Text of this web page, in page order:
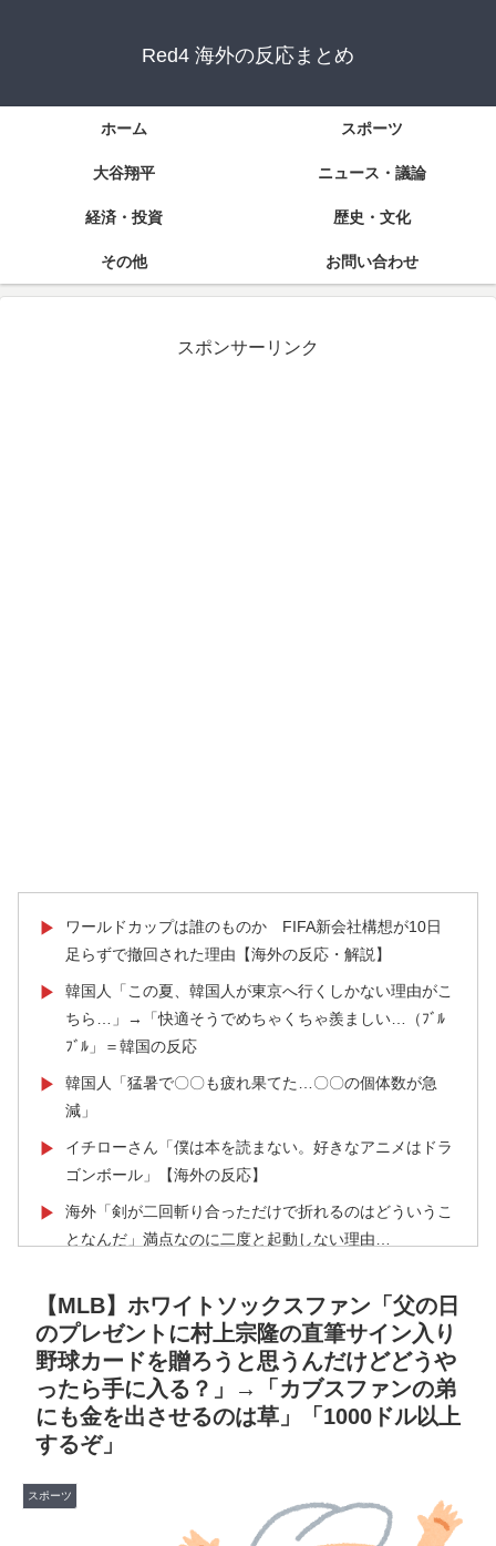
Red4 海外の反応まとめ
ホーム スポーツ
大谷翔平 ニュース・議論
経済・投資 歴史・文化
その他 お問い合わせ
スポンサーリンク
▶
ワールドカップは誰のものか FIFA新会社構想が10日
足らずで撤回された理由【海外の反応・解説】
▶
韓国人「この夏、韓国人が東京へ行くしかない理由がこ
ちら…」→「快適そうでめちゃくちゃ羨ましい…（ﾌﾞﾙ
ﾌﾞﾙ」＝韓国の反応
▶
韓国人「猛暑で〇〇も疲れ果てた…〇〇の個体数が急
減」
▶
イチローさん「僕は本を読まない。好きなアニメはドラ
ゴンボール」【海外の反応】
▶
海外「剣が二回斬り合っただけで折れるのはどういうこ
となんだ」満点なのに二度と起動しない理由…
ターかよ」
▶ 韓国人「韓国に10年間の出場権剥奪や過去ワールドカッ
プ、オリンピック予選の記録削除を要求するFIFA公式制
裁を海外メディアが報道！」
▶ 外国人「日本の未来は安泰だ」16歳MF三井寺眞、衝撃
ゴール！久保建英超え歴代2位の記録！3得点に絡む活躍
で海外絶賛！【海外の反応】
【海外の反応】アルゼンチン協会、FIFA会長に断固たる
【MLB】ホワイトソックスファン「父の日
のプレゼントに村上宗隆の直筆サイン入り
野球カードを贈ろうと思うんだけどどうや
ったら手に入る？」→「カブスファンの弟
にも金を出させるのは草」「1000ドル以上
するぞ」
スポーツ